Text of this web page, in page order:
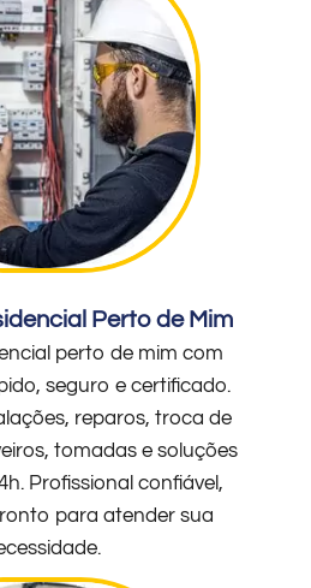
Perto de Mim
perto de mim com
seguro e certificado.
reparos, troca de
tomadas e soluções
Profissional confiável,
para atender sua